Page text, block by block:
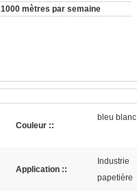
1000 mètres par semaine
Couleur ::
bleu blanc
Application ::
Industrie
papetière